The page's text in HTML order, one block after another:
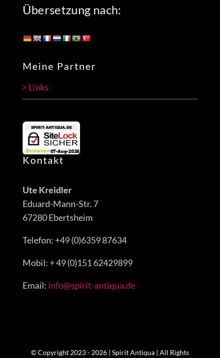
Übersetzung nach:
Meine Partner
Links
Kontakt
Ute Kreidler
Eduard-Mann-Str. 7
67280 Ebertsheim
Telefon: +49 (0)6359 87634
Mobil: + 49 (0)151 62429899
Email: info@spirit-antiqua.de
© Copyright 2023 - 2026 | Spirit Antiqua | All Rights